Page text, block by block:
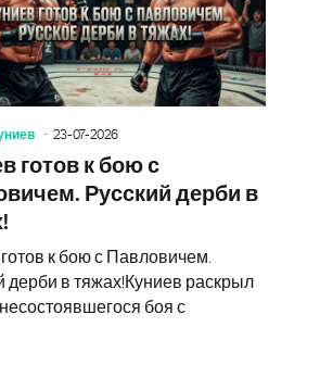
23-07-2026
готов к бою с
Русский дерби в
к бою с Павловичем.
дерби в тяжах!Куниев раскрыл
боя с